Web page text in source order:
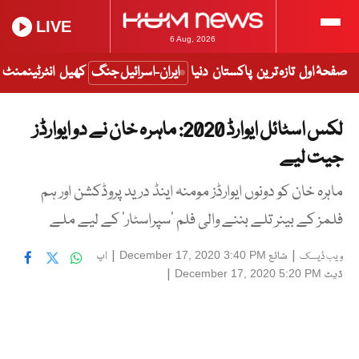
6 Aug, 2026
LIVE
صفحۂ اول تازہ ترین پاکستان دنیا ایران-اسرائیل جنگ کھیل انٹرٹینمنٹ
لکس اسٹائل ایوارڈ 2020: ماہرہ خان نے دو ایوارڈز
جیت لیے
ماہرہ خان کو دونوں ایوارڈز مومنہ اینڈ درید پروڈکشن اور ہم
فلمز کے بینر تلے بننے والی فلم ’سپراسٹار‘ کے لیے ملے
ویب ڈیسک | شائع December 17, 2020 3:40 PM
| اپ
ڈیٹ December 17, 2020 5:20 PM
|